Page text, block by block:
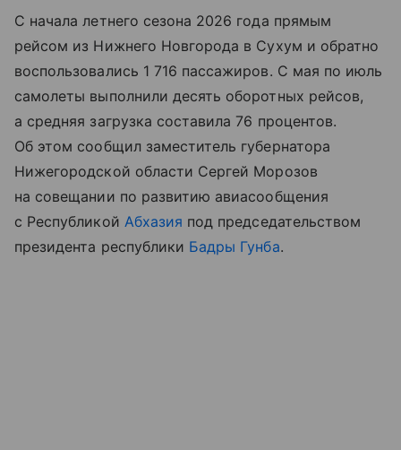
С начала летнего сезона 2026 года прямым
рейсом из Нижнего Новгорода в Сухум и обратно
воспользовались 1 716 пассажиров. С мая по июль
самолеты выполнили десять оборотных рейсов,
а средняя загрузка составила 76 процентов.
Об этом сообщил заместитель губернатора
Нижегородской области Сергей Морозов
на совещании по развитию авиасообщения
с Республикой Абхазия под председательством
президента республики Бадры Гунба.